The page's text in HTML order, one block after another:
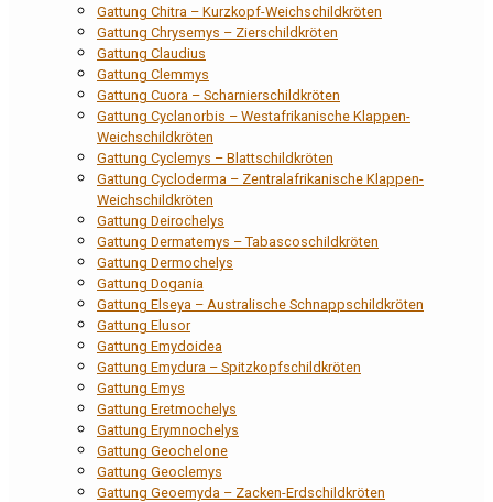
Gattung Chitra – Kurzkopf-Weichschildkröten
Gattung Chrysemys – Zierschildkröten
Gattung Claudius
Gattung Clemmys
Gattung Cuora – Scharnierschildkröten
Gattung Cyclanorbis – Westafrikanische Klappen-
Weichschildkröten
Gattung Cyclemys – Blattschildkröten
Gattung Cycloderma – Zentralafrikanische Klappen-
Weichschildkröten
Gattung Deirochelys
Gattung Dermatemys – Tabascoschildkröten
Gattung Dermochelys
Gattung Dogania
Gattung Elseya – Australische Schnappschildkröten
Gattung Elusor
Gattung Emydoidea
Gattung Emydura – Spitzkopfschildkröten
Gattung Emys
Gattung Eretmochelys
Gattung Erymnochelys
Gattung Geochelone
Gattung Geoclemys
Gattung Geoemyda – Zacken-Erdschildkröten